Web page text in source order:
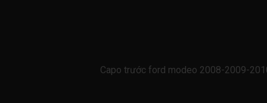
Capo trước ford modeo 2008-2009-